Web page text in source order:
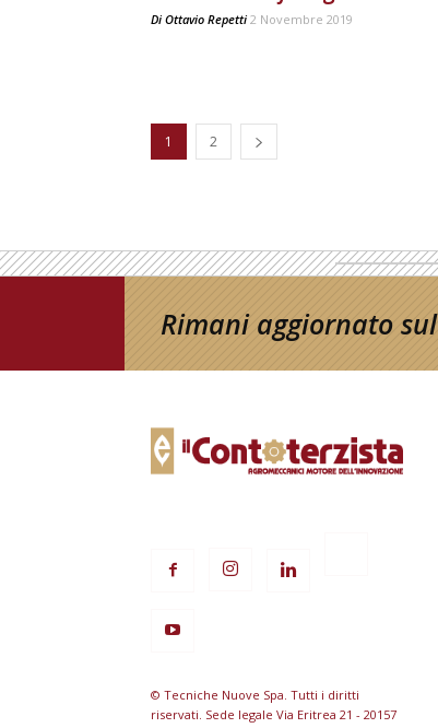
Di Ottavio Repetti 2 Novembre 2019
1 2
Rimani aggiornato
© Tecniche Nuove Spa. Tutti i diritti
riservati. Sede legale Via Eritrea 21 - 20157